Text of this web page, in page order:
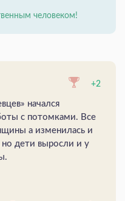
человеком!
+2
начался
с потомками. Все
а изменилась и
но дети выросли и у